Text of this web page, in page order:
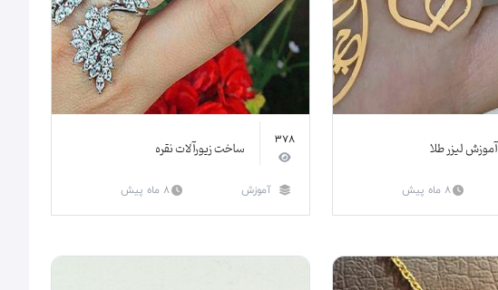
لیزر طلا
8 ماه پیش
378 ساخت زیورآلات نقره
آموزش 8 ماه پیش